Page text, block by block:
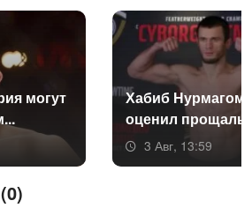
мо­гут
Ха­биб
оце­нил
3 Авг, 13:59